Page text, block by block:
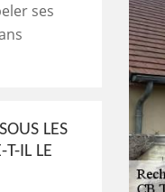
ses
LES
T-IL LE